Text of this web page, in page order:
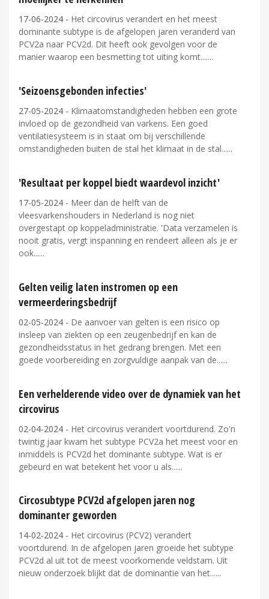
17-06-2024 - Het circovirus verandert en het meest
dominante subtype is de afgelopen jaren veranderd van
PCV2a naar PCV2d. Dit heeft ook gevolgen voor de
manier waarop een besmetting tot uiting komt....
'Seizoensgebonden infecties'
27-05-2024 - Klimaatomstandigheden hebben een grote
invloed op de gezondheid van varkens. Een goed
ventilatiesysteem is in staat om bij verschillende
omstandigheden buiten de stal het klimaat in de stal...
'Resultaat per koppel biedt waardevol inzicht'
17-05-2024 - Meer dan de helft van de
vleesvarkenshouders in Nederland is nog niet
overgestapt op koppeladministratie. 'Data verzamelen is
nooit gratis, vergt inspanning en rendeert alleen als je er
ook...
Gelten veilig laten instromen op een
vermeerderingsbedrijf
02-05-2024 - De aanvoer van gelten is een risico op
insleep van ziekten op een zeugenbedrijf en kan de
gezondheidsstatus in het gedrang brengen. Met een
goede voorbereiding en zorgvuldige aanpak van de...
Een verhelderende video over de dynamiek van het
circovirus
02-04-2024 - Het circovirus verandert voortdurend. Zo'n
twintig jaar kwam het subtype PCV2a het meest voor en
inmiddels is PCV2d het dominante subtype. Wat is er
gebeurd en wat betekent het voor u als...
Circosubtype PCV2d afgelopen jaren nog
dominanter geworden
14-02-2024 - Het circovirus (PCV2) verandert
voortdurend. In de afgelopen jaren groeide het subtype
PCV2d al uit tot de meest voorkomende veldstam. Uit
nieuw onderzoek blijkt dat de dominantie van het...